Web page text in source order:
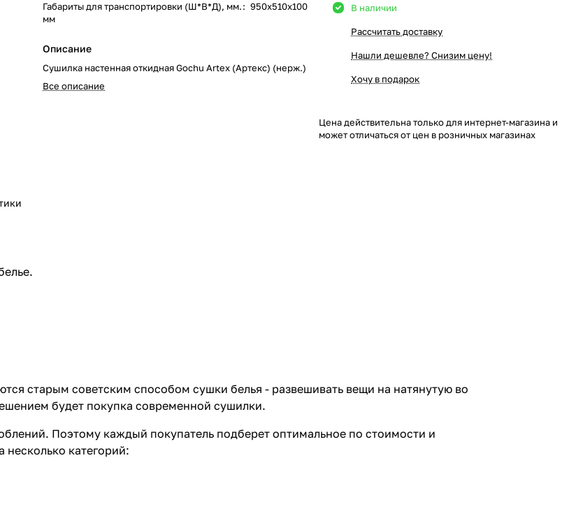
Габариты для транспортировки (Ш*В*Д), мм.: 950х510х100
мм
Описание
Сушилка настенная откидная Gochu Artex (Артекс) (нерж.)
Все описание
В наличии
Рассчитать доставку
Нашли дешевле? Снизим цену!
Хочу в подарок
Цена действительна только для интернет-магазина и
может отличаться от цен в розничных магазинах
старым советским способом сушки белья - развешивать вещи на натянутую во
будет покупка современной сушилки.
Поэтому каждый покупатель подберет оптимальное по стоимости и
категорий: